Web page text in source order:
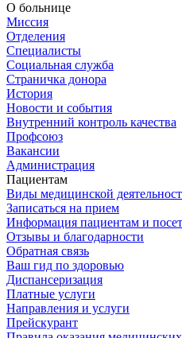
О больнице
Миссия
Отделения
Специалисты
Социальная служба
Страничка донора
История
Новости и события
Внутренний контроль качества
Профсоюз
Вакансии
Администрация
Пациентам
Виды медицинской
Записаться на прием
Информация пациентам и
Отзывы и благодарности
Обратная связь
Ваш гид по здоровью
Диспансеризация
Платные услуги
Направления и услуги
Прейскурант